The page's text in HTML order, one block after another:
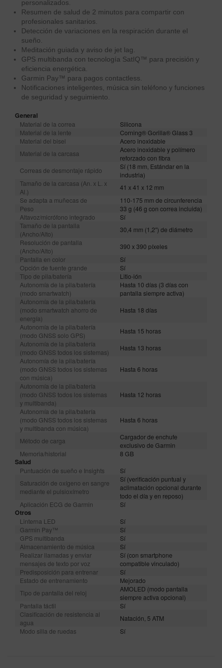
personalizados.
Resumen de salud de 2 minutos para compartir con
profesionales sanitarios.
Detección de variaciones en la respiración durante el
sueño.
Meditación guiada y aviso de jet lag.
GPS multibanda con tecnología SatIQ™ para precisión y
eficiencia energética.
Garmin Pay™ para pagos contactless.
Notificaciones inteligentes, música sin teléfono y funciones
de seguridad y seguimiento.
General
Material de la correa
Silicona
Material de la lente
Corning® Gorilla® Glass 3
Material del bisel
Acero inoxidable
Material de la carcasa
Acero inoxidable y polímero
reforzado con fibra
Correas de desmontaje rápido
Sí (18 mm, Estándar en la
industria)
Tamaño de la carcasa (An. x L. x
Al.)
41 x 41 x 12 mm
Se adapta a muñecas de
110-175 mm de circunferencia
Peso
33 g (46 g con correa incluida)
Altavoz/micrófono integrado
Sí
Tamaño de la pantalla
(Ancho/Alto)
30,4 mm (1,2″) de diámetro
Resolución de pantalla
(Ancho/Alto)
390 x 390 píxeles
Pantalla en color
Sí
Opción de fuente grande
Sí
Tipo de pila/batería
Litio-ión
Autonomía de la pila/batería
(modo smartwatch)
Hasta 10 días (3 días con
pantalla siempre activa)
Autonomía de la pila/batería
(modo smartwatch ahorro de
energía)
Hasta 18 días
Autonomía de la pila/batería
(modo GNSS solo GPS)
Hasta 15 horas
Autonomía de la pila/batería
(modo GNSS todos los sistemas)
Hasta 13 horas
Autonomía de la pila/batería
(modo GNSS todos los sistemas
con música)
Hasta 6 horas
Autonomía de la pila/batería
(modo GNSS todos los sistemas
y multibanda)
Hasta 12 horas
Autonomía de la pila/batería
(modo GNSS todos los sistemas
y multibanda con música)
Hasta 6 horas
Método de carga
Cargador de enchufe
exclusivo de Garmin
Memoria/historial
8 GB
Salud
Puntuación de sueño e Insights
Sí
Saturación de oxígeno en sangre
mediante el pulsioxímetro
Sí (verificación puntual y
aclimatación opcional durante
todo el día y en reposo)
Aplicación ECG de Garmin
Sí
Otros
Linterna LED
Sí
Garmin Pay™
Sí
GPS multibanda
Sí
Almacenamiento de música
Sí
Realizar llamadas y enviar
mensajes de texto por voz
Sí (con smartphone
compatible vinculado)
Predisposición para entrenar
Sí
Estado de entrenamiento
Mejorado
Tipo de pantalla del reloj
AMOLED (modo pantalla
siempre activa opcional)
Pantalla táctil
Sí
Clasificación de resistencia al
agua
Natación, 5 ATM
Modo silla de ruedas
Sí